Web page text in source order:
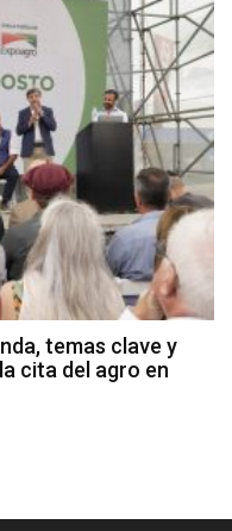
temas clave y
cita del agro en